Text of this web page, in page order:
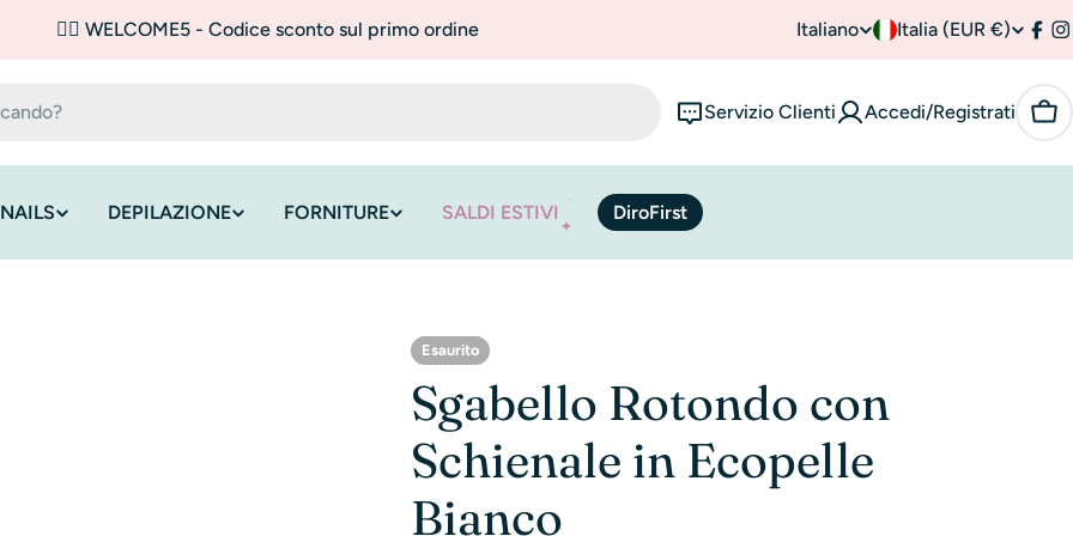
✌🏼 WELCOME5 - Codice sconto sul primo ordine
L
i
Italiano P
a
e
Italia (EUR €)
Servizio Clienti Accedi/Registrati
NAILS DEPILAZIONE FORNITURE SALDI ESTIVI DiroFirst
Esaurito
Sgabello Rotondo con
Schienale in Ecopelle
Bianco